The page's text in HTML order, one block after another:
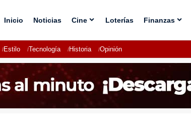
Inicio Noticias Cine Loterías Finanzas
Estilo Tecnología Historia Opinión